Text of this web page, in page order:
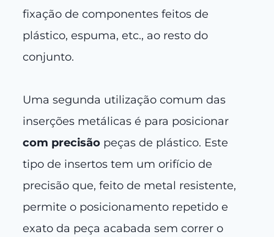
fixação de componentes feitos de
plástico, espuma, etc., ao resto do
conjunto.
Uma segunda utilização comum das
inserções metálicas é para posicionar
com precisão peças de plástico. Este
tipo de insertos tem um orifício de
precisão que, feito de metal resistente,
permite o posicionamento repetido e
exato da peça acabada sem correr o